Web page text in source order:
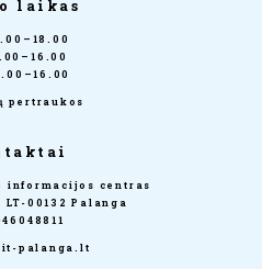
laikas
pertraukos
informacijos centras
00132 Palanga
palanga.lt